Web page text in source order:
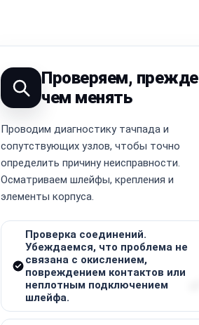
Проверяем, прежде
чем менять
Проводим диагностику тачпада и
сопутствующих узлов, чтобы точно
определить причину неисправности.
Осматриваем шлейфы, крепления и
элементы корпуса.
Проверка соединений.
Убеждаемся, что проблема не
связана с окислением,
повреждением контактов или
неплотным подключением
шлейфа.